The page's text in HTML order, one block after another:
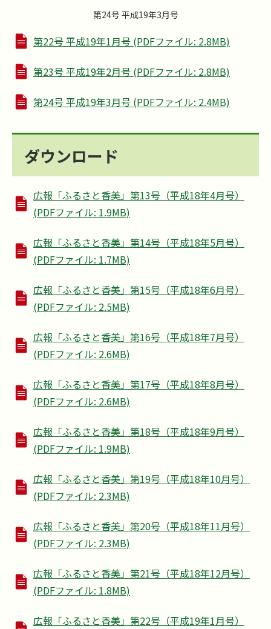
第24号 平成19年3月号
第22号 平成19年1月号 (PDFファイル: 2.8MB)
第23号 平成19年2月号 (PDFファイル: 2.8MB)
第24号 平成19年3月号 (PDFファイル: 2.4MB)
ダウンロード
広報「ふるさと香美」第13号（平成18年4月号）
(PDFファイル: 1.9MB)
広報「ふるさと香美」第14号（平成18年5月号）
(PDFファイル: 1.7MB)
広報「ふるさと香美」第15号（平成18年6月号）
(PDFファイル: 2.5MB)
広報「ふるさと香美」第16号（平成18年7月号）
(PDFファイル: 2.6MB)
広報「ふるさと香美」第17号（平成18年8月号）
(PDFファイル: 2.6MB)
広報「ふるさと香美」第18号（平成18年9月号）
(PDFファイル: 1.9MB)
広報「ふるさと香美」第19号（平成18年10月号）
(PDFファイル: 2.3MB)
広報「ふるさと香美」第20号（平成18年11月号）
(PDFファイル: 2.3MB)
広報「ふるさと香美」第21号（平成18年12月号）
(PDFファイル: 1.8MB)
広報「ふるさと香美」第22号（平成19年1月号）